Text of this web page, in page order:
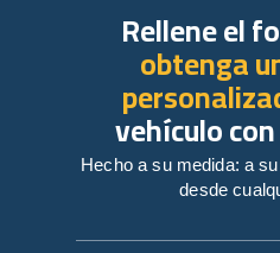
Rellene el
obtenga
vehículo
Hecho a su medida: a
desde